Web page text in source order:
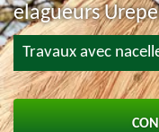
elagueurs
Travaux avec